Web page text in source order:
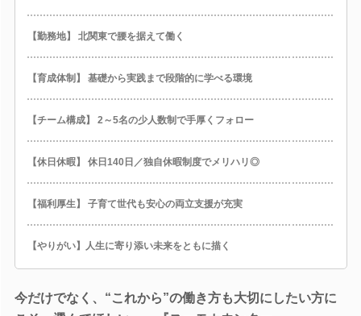
【勤務地】 北関東で腰を据えて働く
【育成体制】 基礎から実践まで段階的に学べる環境
【チーム構成】 2～5名の少人数制で手厚くフォロー
【休日休暇】 休日140日／独自休暇制度でメリハリ◎
【福利厚生】 子育て世代も安心の両立支援が充実
【やりがい】人生に寄り添い未来をともに描く
今だけでなく、“これから”の働き方も大切にしたい方に